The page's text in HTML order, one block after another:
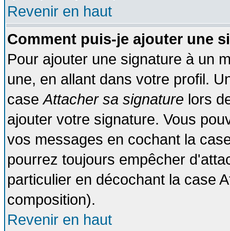
Revenir en haut
Comment puis-je ajouter une
Pour ajouter une signature à un
une, en allant dans votre profil.
caseAttacher sa signature lors
ajouter votre signature. Vous
vos messages en cochant la
pourrez toujours empêcher
particulier en décochant la case
composition).
Revenir en haut